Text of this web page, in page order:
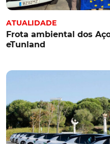
ATUALIDADE
Frota ambiental dos
eTunland